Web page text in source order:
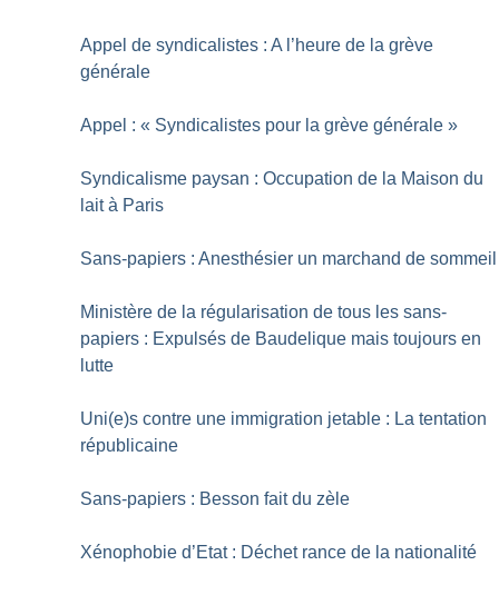
Appel de syndicalistes : A l’heure de la grève
générale
Appel : « Syndicalistes pour la grève générale »
Syndicalisme paysan : Occupation de la Maison du
lait à Paris
Sans-papiers : Anesthésier un marchand de sommeil
Ministère de la régularisation de tous les sans-
papiers : Expulsés de Baudelique mais toujours en
lutte
Uni(e)s contre une immigration jetable : La tentation
républicaine
Sans-papiers : Besson fait du zèle
Xénophobie d’Etat : Déchet rance de la nationalité